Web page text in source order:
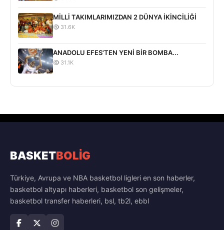
MİLLİ TAKIMLARIMIZDAN 2 DÜNYA İKİNCİLİĞİ
31.6K
ANADOLU EFES'TEN YENİ BİR BOMBA...
31.1K
BASKETBOLİG
Türkiye, Avrupa ve NBA basketbol ligleri en son haberler,
basketbol altyapı haberleri, basketbol son gelişmeler,
basketbol transfer haberleri, bsl, tb2l, ebbl